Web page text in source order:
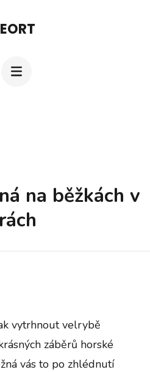
na běžkách v
vytrhnout velrybě
záběrů horské
vás to po zhlédnutí